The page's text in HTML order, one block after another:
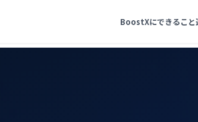
BoostXにできること